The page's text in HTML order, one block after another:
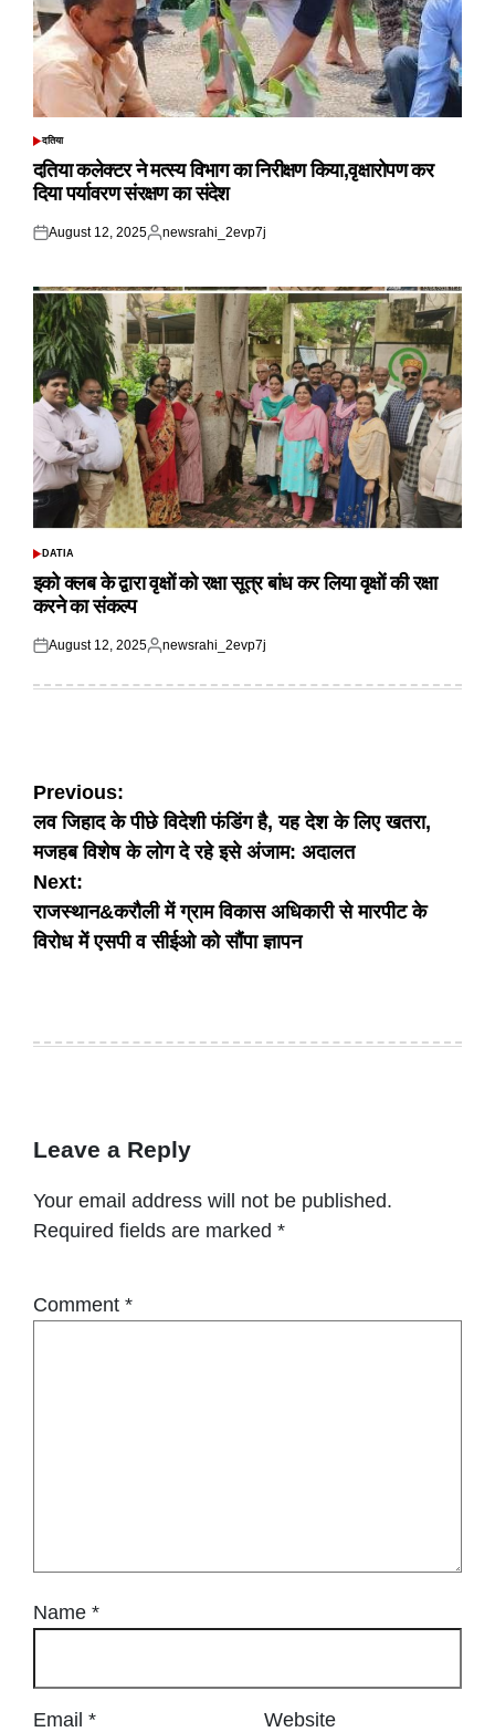
POSTED
दतिया
दतिया कलेक्टर ने मत्स्य विभाग का निरीक्षण किया,वृक्षारोपण कर
दिया पर्यावरण संरक्षण का संदेश
Posted
August 12, 2025
Posted
newsrahi_2evp7j
POSTED
DATIA
इको क्लब के द्वारा वृक्षों को रक्षा सूत्र बांध कर लिया वृक्षों की रक्षा
करने का संकल्प
Posted
August 12, 2025
Posted
newsrahi_2evp7j
Post
navigation
Previous:
लव जिहाद के पीछे विदेशी फंडिंग है, यह देश के लिए खतरा,
मजहब विशेष के लोग दे रहे इसे अंजाम: अदालत
Next:
राजस्थान&करौली में ग्राम विकास अधिकारी से मारपीट के
विरोध में एसपी व सीईओ को सौंपा ज्ञापन
Leave a Reply
Your email address will not be published.
Required fields are marked *
Comment *
Name *
Email * Website